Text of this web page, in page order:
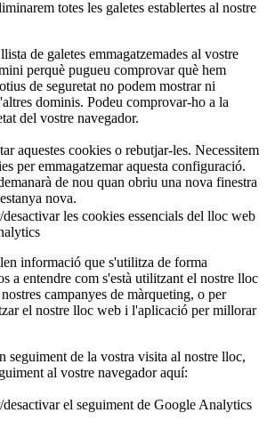
totes les galetes establertes al nostre
de galetes emmagatzemades al vostre
perquè pugueu comprovar què hem
de seguretat no podem mostrar ni
dominis. Podeu comprovar-ho a la
del vostre navegador.
aquestes cookies o rebutjar-les. Necessitem
per emmagatzemar aquesta configuració.
de nou quan obriu una nova finestra
nova.
les cookies essencials del lloc web
informació que s'utilitza de forma
a entendre com s'està utilitzant el nostre lloc
campanyes de màrqueting, o per
el nostre lloc web i l'aplicació per millorar
seguiment de la vostra visita al nostre lloc,
al vostre navegador aquí:
el seguiment de Google Analytics